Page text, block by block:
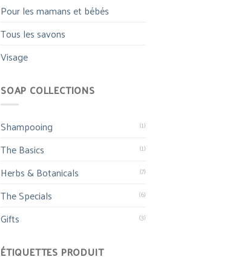
Pour les mamans et bébés
Tous les savons
Visage
SOAP COLLECTIONS
Shampooing (1)
The Basics (1)
Herbs & Botanicals (7)
The Specials (6)
Gifts (3)
ÉTIQUETTES PRODUIT